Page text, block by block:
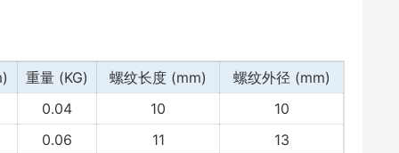
重量 (KG) 螺纹长度 (mm)
螺纹外径 (mm)
0.04 10
10
0.06 11
13